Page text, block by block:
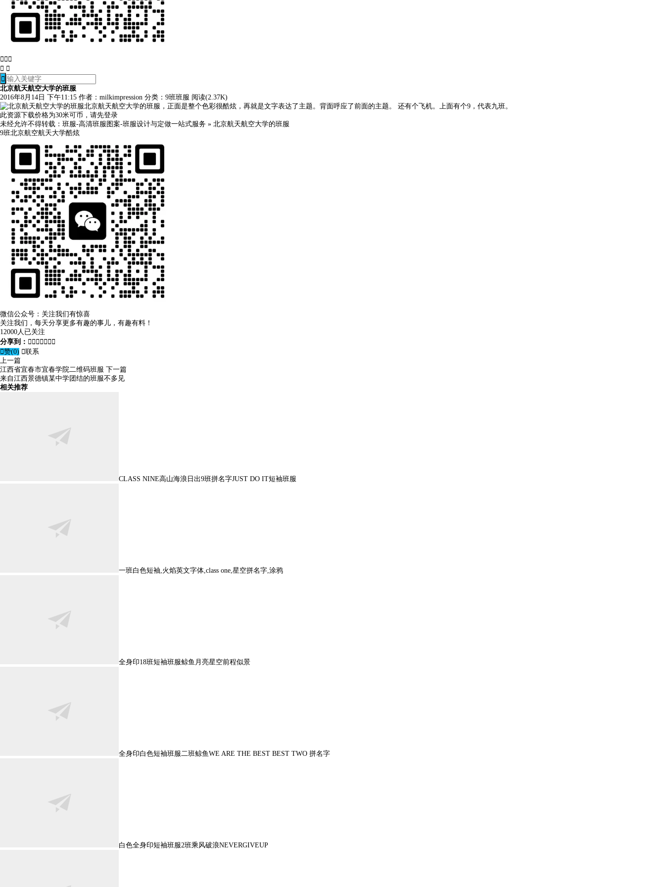
  
 

北京航天航空大学的班服
2016年8月14日 下午11:15 作者：milkimpression 分类： 9班班服 阅读(2.37K)
北京航天航空大学的班服，正面是整个色彩很酷炫，再就是文字表达了主题。背面呼应了前面的主题。 还有个飞机。上面有个9，代表九班。
此资源下载价格为30米可币，请先登录
未经允许不得转载： 班服-高清班服图案-班服设计与定做一站式服务 » 北京航天航空大学的班服
9班北京航空航天大学酷炫
微信公众号：关注我们有惊喜
关注我们，每天分享更多有趣的事儿，有趣有料！
12000人已关注
分享到：       
赞(0) 联系
上一篇
江西省宜春市宜春学院二维码班服 下一篇
来自江西景德镇某中学团结的班服不多见
相关推荐
CLASS NINE高山海浪日出9班拼名字JUST DO IT短袖班服
一班白色短袖,火焰英文字体,class one,星空拼名字,涂鸦
全身印18班短袖班服鲸鱼月亮星空前程似景
全身印白色短袖班服二班鲸鱼WE ARE THE BEST BEST TWO 拼名字
白色全身印短袖班服2班乘风破浪NEVERGIVEUP